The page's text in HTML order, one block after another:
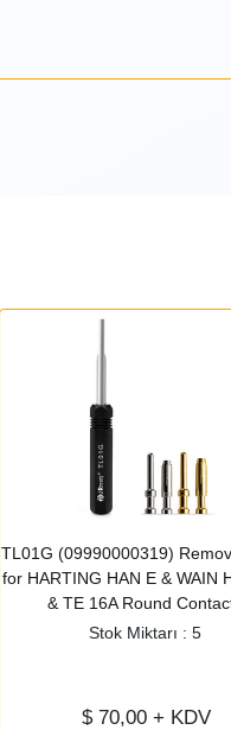
TL01G (09990000319)
for HARTING HAN E & WAIN
& TE 16A Round
Stok Miktarı : 5
$70,00 + KDV